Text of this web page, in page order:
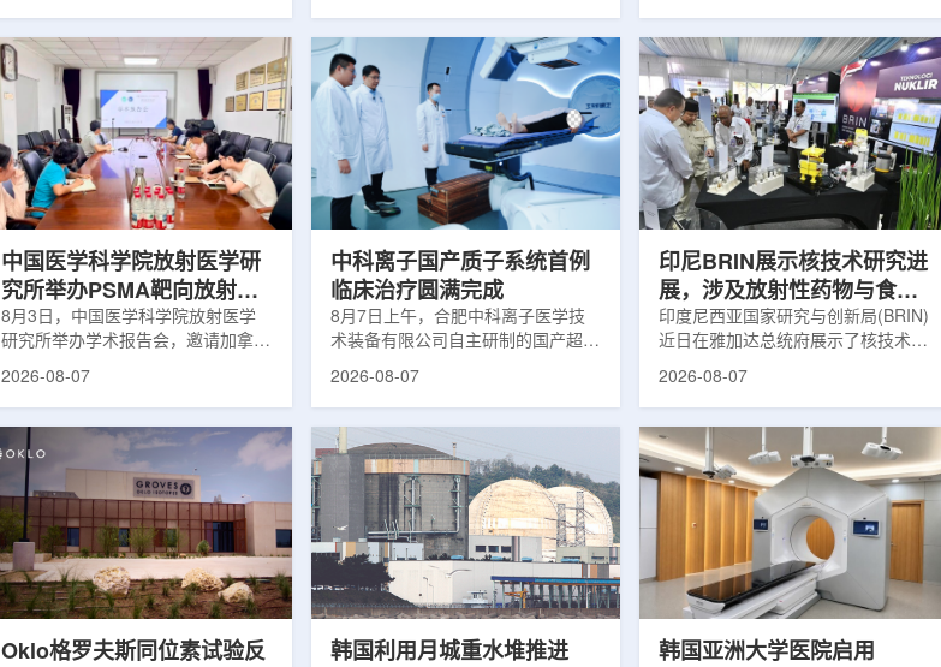
果提示，不同人群之间的筛查可及性
差异正在扩大。研究人员分析了超过
500万名Medicare受益人的理赔数
据。结果显示，DXA使用率从2005
年的每10万名受益人7255次，下降
至2023年的每10万名受益人4690
次。相关研究已发表于
《Osteoporosis International》。下
法。治疗过程中，医生在CT或超声
成像引导下，将细治疗针精准插入肿
瘤部位，通过零下40摄氏度或更低
的超低温冷冻病灶，使癌细胞发生坏
死。由于低温冷冻本身具有一定麻醉
作用，该技术有助于减轻患者疼痛，
减少对周围正常组织的损伤，并促进
术后较快恢复。据该中心介绍，目前
认定(Fast Track Designation,
FTD)。这是原研核药领域中国首个
获得美国 FDA 突破性疗法认定、首
个同时获得 FDA 突破性疗法与快速
通道双项认定的产品，创造了核药领
域里程碑式突破。68Ga-NYM096是
一款特异性结合CAⅨ的肾癌小分子
诊断核药，适用于疑似或确认转移性
中国医学科学院放射医学研
究所举办PSMA靶向放射性
药物学术报告会
8月3日，中国医学科学院放射医学
研究所举办学术报告会，邀请加拿大
温哥华不列颠哥伦比亚癌症中心林国
性药物开发》的学术报告。报告会采
取线上线下结合方式举行，放射所部
分科研人员和研究生参加。林国贤教
授长期从事肿瘤诊疗靶向放射性药物
开发研究，已主导或参与发表135余
篇同行评议期刊论文，提交30余项
放射性药物相关专利申请，并完成7
款自研放射性药物的临床转化，应用
2026-08-07
中科离子国产质子系统首例
临床治疗圆满完成
8月7日上午，合肥中科离子医学技
术装备有限公司自主研制的国产超导
回旋质子治疗系统，在合肥离子医学
治疗系统的重要突破。本例受试者为
肺癌患者。试验所用的超导质子治疗
系统，搭载中科离子自主研发的
SC240超导回旋加速器，具有超大照
射野、360°全周束流配送能力。治
疗全程依托多模融合4D图像引导精
准定位，能实现动态适配、精准治
疗。设备运行平稳低噪，治疗控制软
2026-08-07
印尼BRIN展示核技术研究进
展，涉及放射性药物与食品
辐照应用
印度尼西亚国家研究与创新局(BRIN)
近日在雅加达总统府展示了核技术研
究成果。BRIN局长阿里夫·萨特里亚
粮食和健康等领域。在健康领域，
BRIN正在开发用于核医学的放射性
药物。这类药物含有放射性物质，可
用于癌症诊断和治疗。阿里夫表示，
放射性药物研发对癌症识别和治疗具
有重要意义。在食品领域，BRIN将
核技术用于食品保鲜，重点包括出口
水果的辐照处理。阿里夫介绍，一些
2026-08-07
Oklo格罗夫斯同位素试验反
韩国利用月城重水堆推进
韩国亚洲大学医院启用